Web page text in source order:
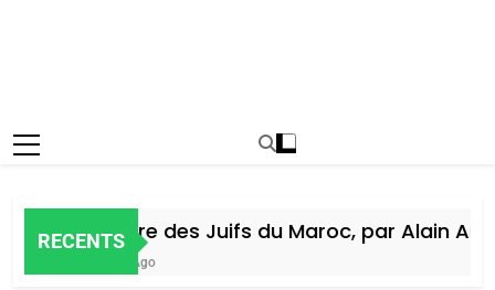
RECENTS
Histoire des Juifs du Maroc, par Alain Amiel